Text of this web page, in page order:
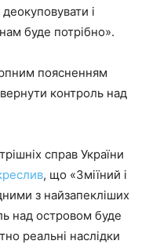
і
буде потрібно».
поясненням
контроль над
справ України
, що «Зміїний і
з найзапекліших
над островом буде
реальні наслідки